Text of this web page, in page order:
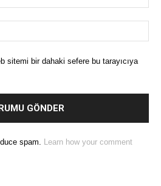
sitemi bir dahaki sefere bu tarayıcıya
spam. Learn how your comment